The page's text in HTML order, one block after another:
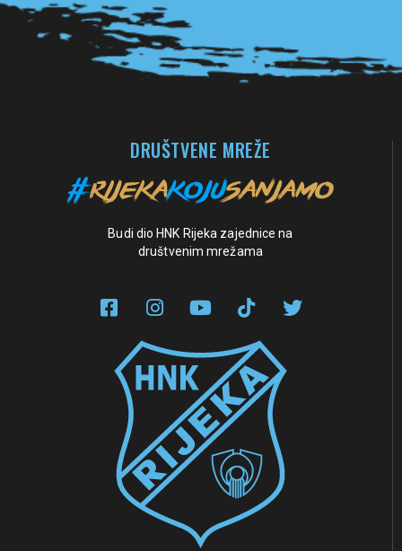
DRUŠTVENE MREŽE
Budi dio HNK Rijeka zajednice na
društvenim mrežama